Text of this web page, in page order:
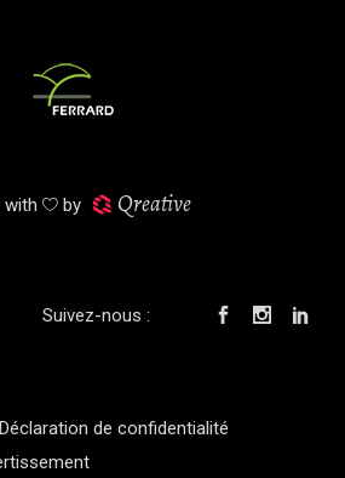
with by Qreative
Suivez-nous :
Déclaration de confidentialité